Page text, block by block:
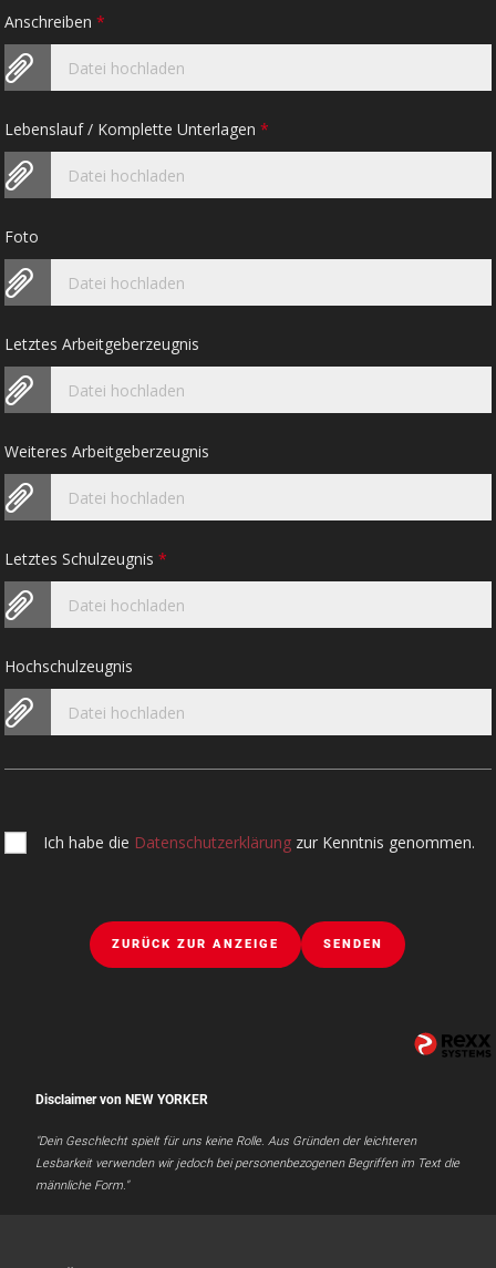
Anschreiben*
Datei hochladen
Lebenslauf / Komplette Unterlagen*
Datei hochladen
Foto
Datei hochladen
Letztes Arbeitgeberzeugnis
Datei hochladen
Weiteres Arbeitgeberzeugnis
Datei hochladen
Letztes Schulzeugnis*
Datei hochladen
Hochschulzeugnis
Datei hochladen
Ich habe die Datenschutzerklärung zur Kenntnis genommen.
ZURÜCK ZUR ANZEIGE SENDEN
Disclaimer von NEW YORKER
"Dein Geschlecht spielt für uns keine Rolle. Aus Gründen der leichteren
Lesbarkeit verwenden wir jedoch bei personenbezogenen Begriffen im Text die
männliche Form."